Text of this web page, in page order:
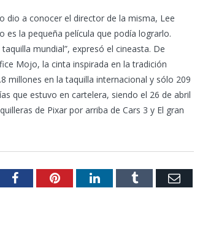
dio a conocer el director de la misma, Lee
es la pequeña película que podía lograrlo.
mundial”, expresó el cineasta. De
Mojo, la cinta inspirada en la tradición
millones en la taquilla internacional y sólo 209
que estuvo en cartelera, siendo el 26 de abril
de Pixar por arriba de Cars 3 y El gran
FacebookPinterestLinkedInTumblr